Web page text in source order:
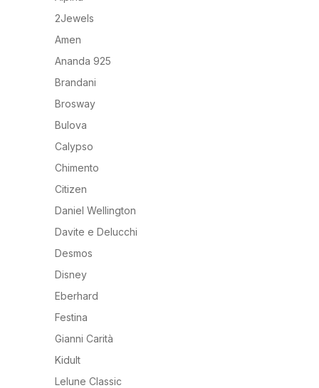
Orologi Uomo da Tasca
Orologi Uomo Multifunzione
Tavola
2Jewels
Amen
Ananda 925
Brandani
Brosway
Bulova
Calypso
Chimento
Citizen
Daniel Wellington
Davite e Delucchi
Desmos
Disney
Eberhard
Festina
Gianni Carità
Kidult
Lelune Classic